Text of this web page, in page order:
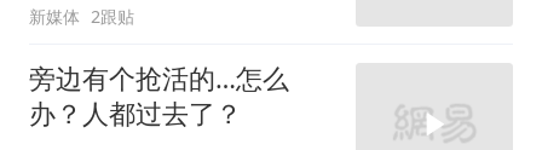
新媒体 2跟贴
旁边有个抢活的…怎么
办？人都过去了？